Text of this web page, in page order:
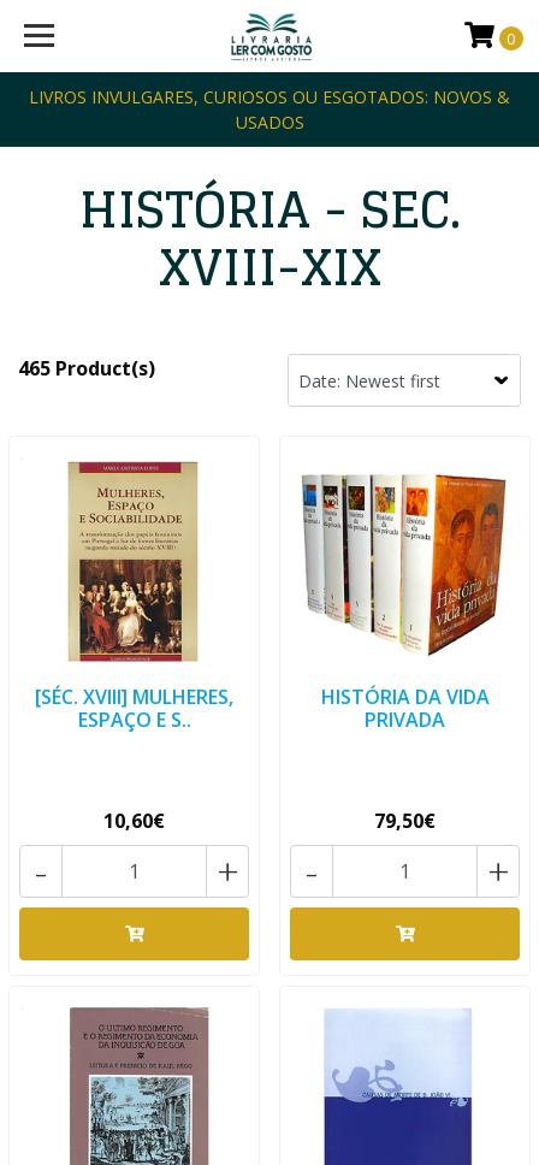
LIVROS INVULGARES, CURIOSOS OU ESGOTADOS: NOVOS &
USADOS
0
HISTÓRIA - SEC.
XVIII-XIX
465 Product(s)
[SÉC. XVIII] MULHERES,
ESPAÇO E S..
10,60€
+
-
HISTÓRIA DA VIDA
PRIVADA
79,50€
+
-